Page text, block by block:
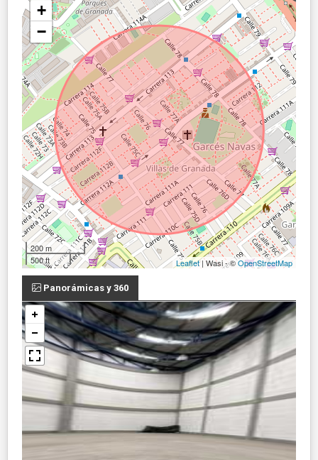
+
−
200 m
500 ft
Leaflet| Wasi - ©OpenStreetMap
Panorámicas y 360